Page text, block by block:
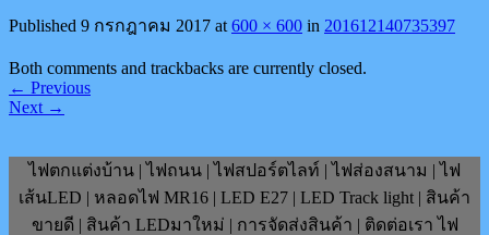
Published 9 กรกฎาคม 2017 at 600 × 600 in 201612140735397
Both comments and trackbacks are currently closed.
← Previous
Next →
ไฟตกแต่งบ้าน | ไฟถนน | ไฟสปอร์ตไลท์ | ไฟส่องสนาม | ไฟ
เส้นLED | หลอดไฟ MR16 | LED E27 | LED Track light | สินค้า
ขายดี | สินค้า LEDมาใหม่ | การจัดส่งสินค้า | ติดต่อเรา ไฟ